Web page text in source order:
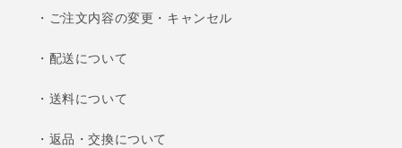
・ご注文内容の変更・キャンセル
・配送について
・送料について
・返品・交換について